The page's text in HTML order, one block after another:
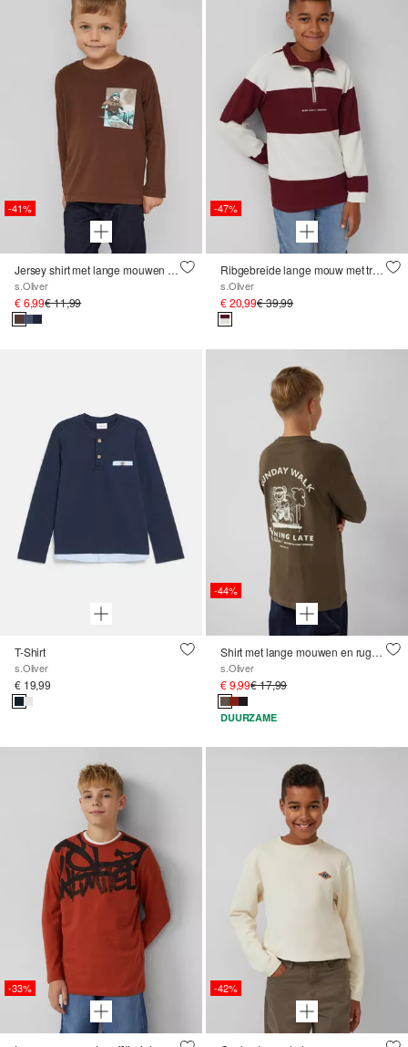
-41%
Jersey shirt met lange mouwen en print op de voorkant in een normale pasvorm
s.Oliver
€ 6,99€ 11,99
-47%
Ribgebreide lange mouw met troyerkraag en borduursel
s.Oliver
€ 20,99€ 39,99
T-Shirt
s.Oliver
€ 19,99
-44%
Shirt met lange mouwen en rugprint
s.Oliver
€ 9,99€ 17,99
DUURZAME
-33% -42%